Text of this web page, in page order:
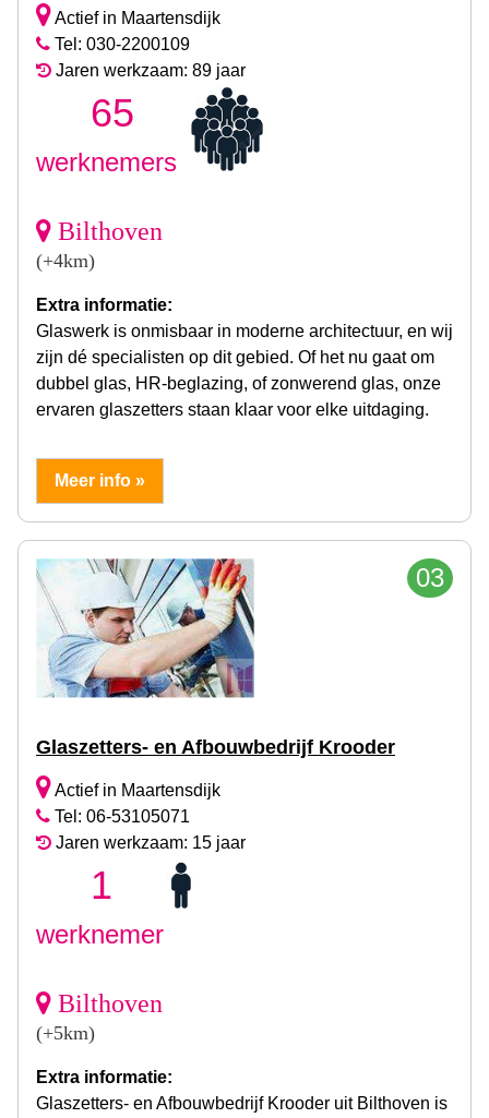
Actief in Maartensdijk
Tel: 030-2200109
Jaren werkzaam: 89 jaar
65
werknemers
Bilthoven
(+4km)
Extra informatie:
Glaswerk is onmisbaar in moderne architectuur, en wij
zijn dé specialisten op dit gebied. Of het nu gaat om
dubbel glas, HR-beglazing, of zonwerend glas, onze
ervaren glaszetters staan klaar voor elke uitdaging.
Meer info »
03
Glaszetters- en Afbouwbedrijf Krooder
Actief in Maartensdijk
Tel: 06-53105071
Jaren werkzaam: 15 jaar
1
werknemer
Bilthoven
(+5km)
Extra informatie:
Glaszetters- en Afbouwbedrijf Krooder uit Bilthoven is